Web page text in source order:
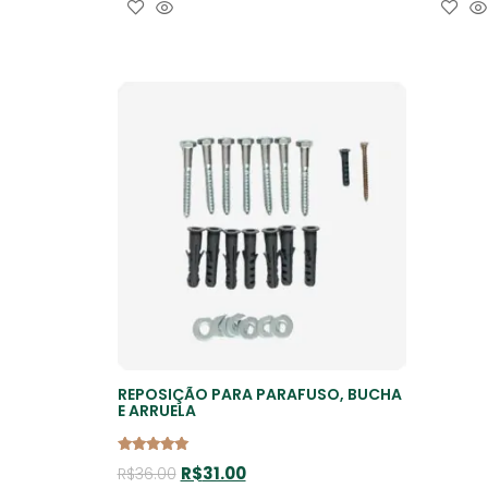
REPOSIÇÃO PARA PARAFUSO, BUCHA
E ARRUELA
Avaliação
5.00
R$36.00 R$31.00